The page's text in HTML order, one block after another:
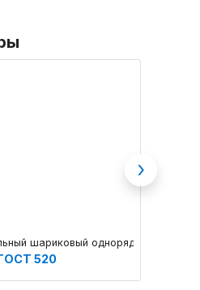
шариковый однорядный
520
Next